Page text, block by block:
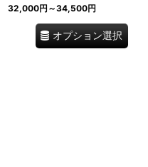
32,000円 ～34,500円
オプション選択